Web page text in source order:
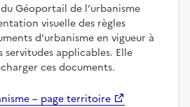
Géoportail de l’urbanisme
visuelle des règles
d’urbanisme en vigueur à
servitudes applicables. Elle
ces documents.
– page territoire